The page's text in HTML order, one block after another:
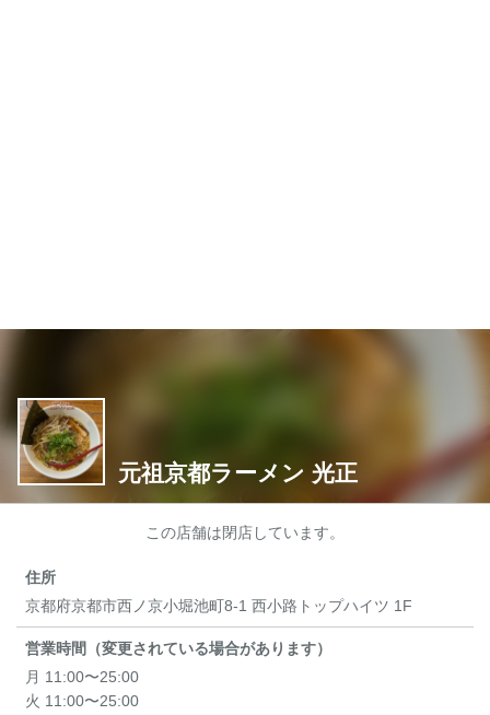
元祖京都ラーメン 光正
この店舗は閉店しています。
住所
京都府京都市西ノ京小堀池町8-1 西小路トップハイツ 1F
営業時間（変更されている場合があります）
月 11:00〜25:00
火 11:00〜25:00